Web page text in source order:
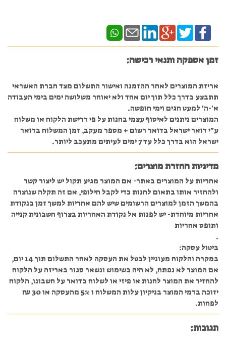
זמן אספקה ותנאי רכישה:
אריזת המוצרים לאחר ההזמנה ואישור התשלום מצד חברת האשראי
תתבצע בדרך כלל תוך יום אחד ולא יאוחר משלושה ימים בימי העבודה
א'-ה' למעט חגים וימי חופשה.
המוצרים ניתנים לאיסוף עצמי בחנות על פי דרישת הלקוח או משלוח
ע"י דואר ישראל בדואר רשום + מספר מעקב, זמן המשלוח בדואר
ישראל הוא בדרך כלל עד 7 ימים לעיתים מתעכב ליותר.
מדיניות החזרת מוצרים:
אחריות על המוצרים באתר- אם המוצר מגיע תקול יש ליצור קשר
ולהחזיר אותו בתאום לחנות כדי לקבל חילופי, אם זה תקלה שנוצרה
בהמשך הזמן למוצרים הרשומים שיש להם אחריות למשך זמן בנקודת
אחריות מיוחדת- יש לפנות אל נקודת האחריות בצרוף חשבונית קנייה
ותופס אחריות
.
ביטול עסקה:
במקרה והלקוח מעוניין לבטל את העסקה לאחר התשלום תוך 14 יום,
אם המוצר לא נפתח, לא היה בשימוש ונשאר סגור באריזה על הלקוח
להחזיר את המוצר לחנות או פיזי או לשלוח בדואר על חשבונו, הלקוח
יזוכה בדמי המוצר בניקיון עלות המשלוח ו 5% מהעסקה או 30 ₪
לפחות.
תגובות: